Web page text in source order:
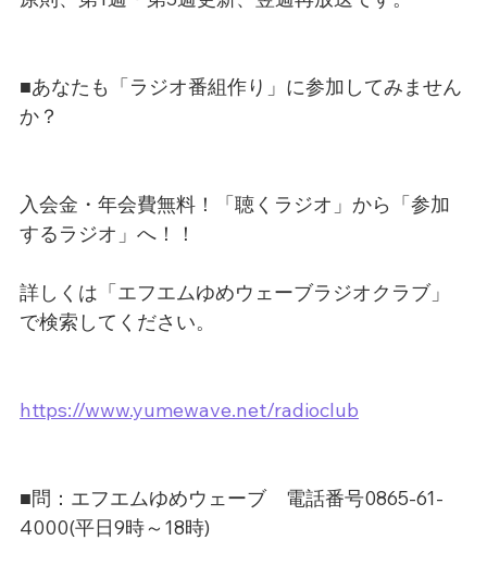
■あなたも「ラジオ番組作り」に参加してみません
か？
入会金・年会費無料！「聴くラジオ」から「参加
するラジオ」へ！！
詳しくは「エフエムゆめウェーブラジオクラブ」
で検索してください。
https://www.yumewave.net/radioclub
■問：エフエムゆめウェーブ　電話番号0865-61-
4000(平日9時～18時)